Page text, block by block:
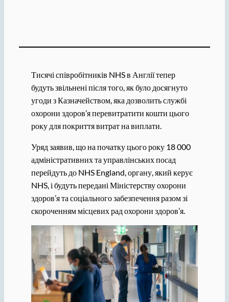
Тисячі співробітників NHS в Англії тепер
будуть звільнені після того, як було досягнуто
угоди з Казначейством, яка дозволить службі
охорони здоров’я перевитратити кошти цього
року для покриття витрат на виплати.
Уряд заявив, що на початку цього року 18 000
адміністративних та управлінських посад
перейдуть до NHS England, органу, який керує
NHS, і будуть передані Міністерству охорони
здоров’я та соціального забезпечення разом зі
скороченням місцевих рад охорони здоров’я.